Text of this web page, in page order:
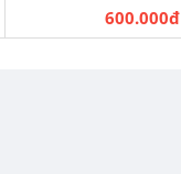
600.000đ